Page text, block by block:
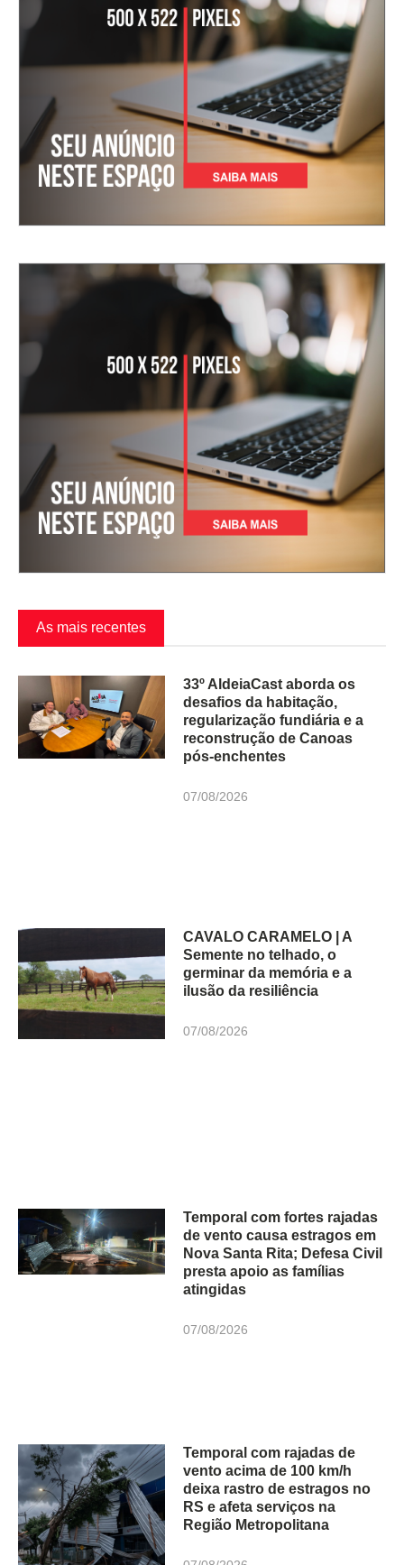
As mais recentes
33º AldeiaCast aborda os
desafios da habitação,
regularização fundiária e a
reconstrução de Canoas
pós-enchentes
07/08/2026
CAVALO CARAMELO | A
Semente no telhado, o
germinar da memória e a
ilusão da resiliência
07/08/2026
Temporal com fortes rajadas
de vento causa estragos em
Nova Santa Rita; Defesa Civil
presta apoio as famílias
atingidas
07/08/2026
Temporal com rajadas de
vento acima de 100 km/h
deixa rastro de estragos no
RS e afeta serviços na
Região Metropolitana